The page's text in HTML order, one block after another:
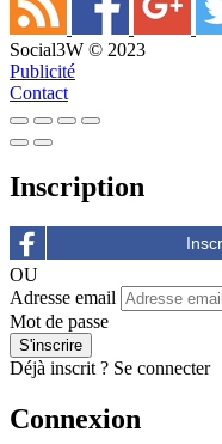
Social3W © 2023
Publicité
Contact
Inscription
OU
Adresse email
Mot de passe
Déjà inscrit ? Se connecter
Connexion